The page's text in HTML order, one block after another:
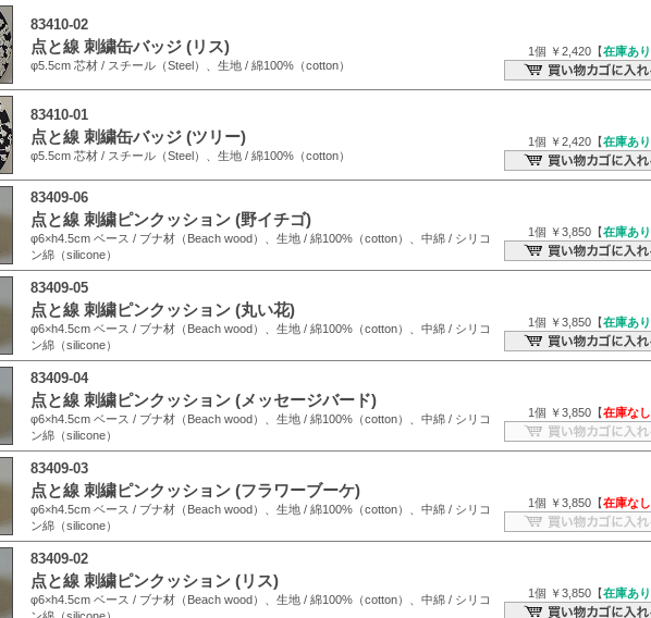
83410-02
点と線 刺繍缶バッジ (リス)
φ5.5cm 芯材 / スチール（Steel）、生地 / 綿100%（cotton）
1個 ￥2,420【在庫あり
83410-01
点と線 刺繍缶バッジ (ツリー)
φ5.5cm 芯材 / スチール（Steel）、生地 / 綿100%（cotton）
1個 ￥2,420【在庫あり
83409-06
点と線 刺繍ピンクッション (野イチゴ)
φ6×h4.5cm ベース / ブナ材（Beach wood）、生地 / 綿100%（cotton）、中綿 / シリコ
ン綿（silicone）
1個 ￥3,850【在庫あり
83409-05
点と線 刺繍ピンクッション (丸い花)
φ6×h4.5cm ベース / ブナ材（Beach wood）、生地 / 綿100%（cotton）、中綿 / シリコ
ン綿（silicone）
1個 ￥3,850【在庫あり
83409-04
点と線 刺繍ピンクッション (メッセージバード)
φ6×h4.5cm ベース / ブナ材（Beach wood）、生地 / 綿100%（cotton）、中綿 / シリコ
ン綿（silicone）
1個 ￥3,850【在庫なし
83409-03
点と線 刺繍ピンクッション (フラワーブーケ)
φ6×h4.5cm ベース / ブナ材（Beach wood）、生地 / 綿100%（cotton）、中綿 / シリコ
ン綿（silicone）
1個 ￥3,850【在庫なし
83409-02
点と線 刺繍ピンクッション (リス)
φ6×h4.5cm ベース / ブナ材（Beach wood）、生地 / 綿100%（cotton）、中綿 / シリコ
1個 ￥3,850【在庫あり